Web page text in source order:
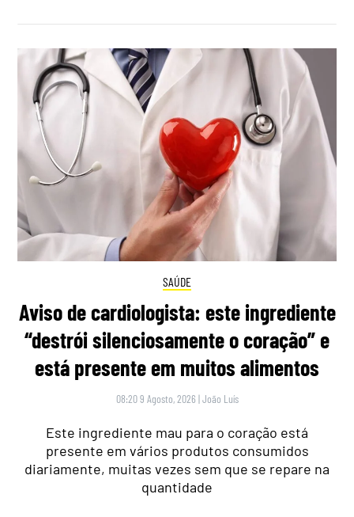
SAÚDE
Aviso de cardiologista: este ingrediente
“destrói silenciosamente o coração” e
está presente em muitos alimentos
08:20 9 Agosto, 2026 |João Luís
Este ingrediente mau para o coração está
presente em vários produtos consumidos
diariamente, muitas vezes sem que se repare na
quantidade